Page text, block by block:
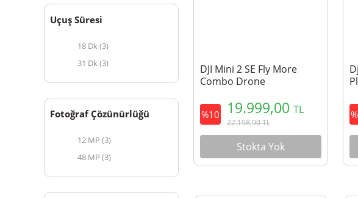
Uçuş Süresi
18 Dk (3)
31 Dk (3)
Fotoğraf Çözünürlüğü
12 MP (3)
48 MP (3)
DJI Mini 2 SE Fly More
Combo Drone
%10 19.999,00 TL
22.198,90TL
Stokta Yok